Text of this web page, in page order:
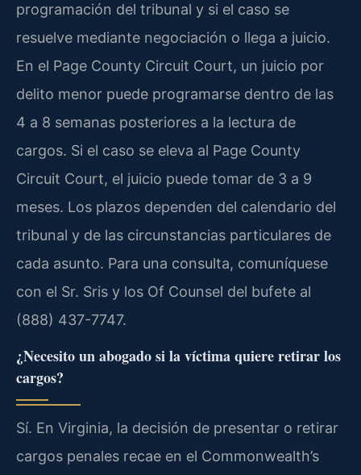
programación del tribunal y si el caso se
resuelve mediante negociación o llega a juicio.
En el Page County Circuit Court, un juicio por
delito menor puede programarse dentro de las
4 a 8 semanas posteriores a la lectura de
cargos. Si el caso se eleva al Page County
Circuit Court, el juicio puede tomar de 3 a 9
meses. Los plazos dependen del calendario del
tribunal y de las circunstancias particulares de
cada asunto. Para una consulta, comuníquese
con el Sr. Sris y los Of Counsel del bufete al
(888) 437-7747.
¿Necesito un abogado si la víctima quiere retirar los
cargos?
Sí. En Virginia, la decisión de presentar o retirar
cargos penales recae en el Commonwealth’s